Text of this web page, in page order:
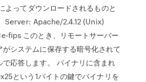
よってダウンロードされるものと
Server: Apache/2.4.12 (Unix)
fips このとき、リモートサーバー
システムに保存する暗号化されて
で応答します。 バイナリに含まれ
という1バイトの鍵でバイナリを